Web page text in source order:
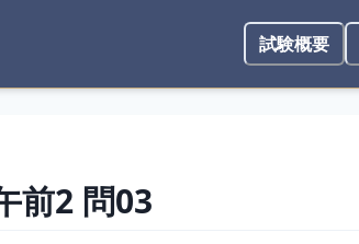
試験概要
前2 問03